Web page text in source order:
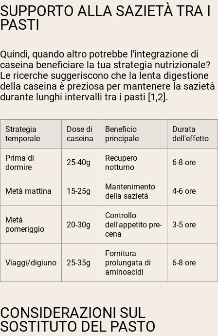
SUPPORTO ALLA SAZIETÀ TRA I
PASTI
Quindi, quando altro potrebbe l'integrazione di
caseina beneficiare la tua strategia nutrizionale?
Le ricerche suggeriscono che la lenta digestione
della caseina è preziosa per mantenere la sazietà
durante lunghi intervalli tra i pasti [1,2].
Strategia
temporale
Dose di
caseina
Beneficio
principale
Durata
dell'effetto
Prima di
dormire
25-40g
Recupero
notturno
6-8 ore
Metà mattina 15-25g
Mantenimento
della sazietà
4-6 ore
Metà
pomeriggio
20-30g
Controllo
dell'appetito pre-
cena
3-5 ore
Viaggi/digiuno 25-35g
Fornitura
prolungata di
aminoacidi
6-8 ore
CONSIDERAZIONI SUL
SOSTITUTO DEL PASTO